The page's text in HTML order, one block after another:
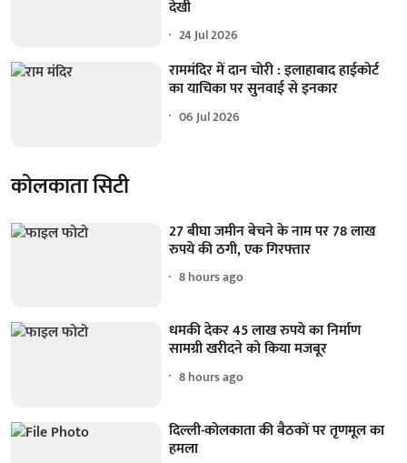
देखी
24 Jul 2026
राममंदिर में दान चोरी : इलाहाबाद हाईकोर्ट
का याचिका पर सुनवाई से इनकार
06 Jul 2026
कोलकाता सिटी
27 बीघा जमीन बेचने के नाम पर 78 लाख
रुपये की ठगी, एक गिरफ्तार
8 hours ago
धमकी देकर 45 लाख रुपये का निर्माण
सामग्री खरीदने को किया मजबूर
8 hours ago
दिल्ली-कोलकाता की बैठकों पर तृणमूल का
हमला